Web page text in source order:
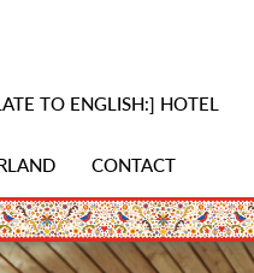
TO ENGLISH:] HOTEL
CONTACT